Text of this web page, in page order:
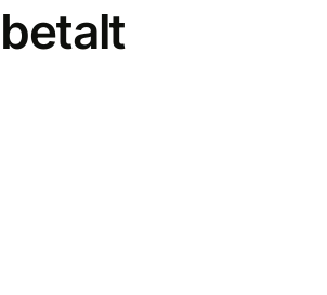
betalt